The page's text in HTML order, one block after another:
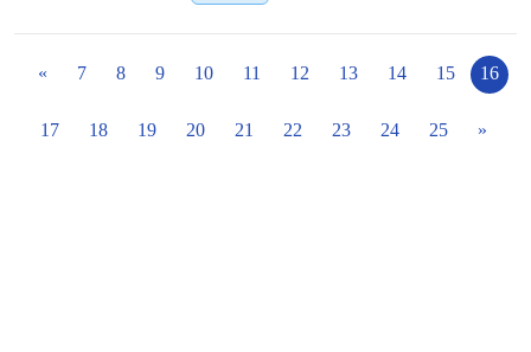
« 7 8 9 10 11 12 13 14 15 16
17 18 19 20 21 22 23 24 25 »